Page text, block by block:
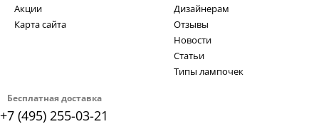
Бесплатная доставка
+7 (495) 255-03-21
Акции
Карта сайта
Дизайнерам
Отзывы
Новости
Статьи
Типы лампочек